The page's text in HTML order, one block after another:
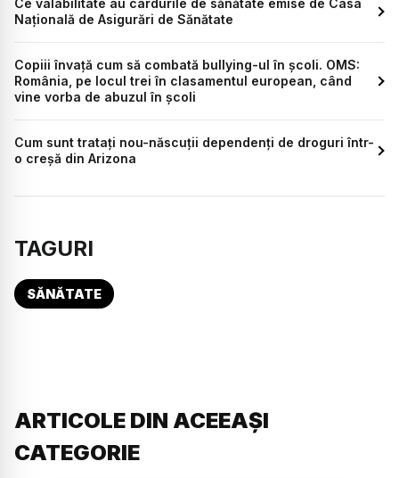
Ce valabilitate au cardurile de sănătate emise de Casa
Naţională de Asigurări de Sănătate
Copiii învață cum să combată bullying-ul în școli. OMS:
România, pe locul trei în clasamentul european, când
vine vorba de abuzul în școli
Cum sunt tratați nou-născuții dependenți de droguri într-
o creșă din Arizona
TAGURI
SĂNĂTATE
ARTICOLE DIN ACEEAȘI
CATEGORIE